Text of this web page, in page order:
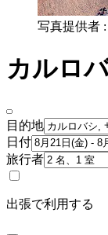
写真提供者 :
カルロ
目的地
日付
旅行者
出張で利用する